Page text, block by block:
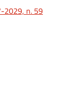
2029, n. 59